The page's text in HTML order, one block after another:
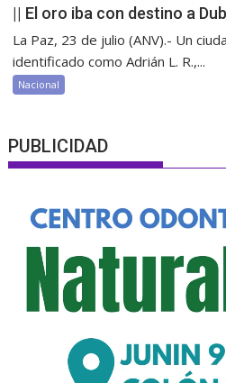
|| El oro iba con destino a
La Paz, 23 de julio (ANV).- Un
identificado como Adrián L. R.,...
Nacional
PUBLICIDAD